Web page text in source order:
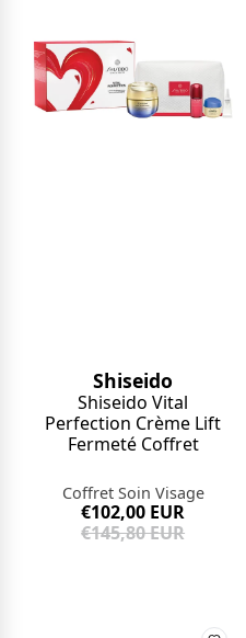
Shiseido
Shiseido Vital
Perfection Crème Lift
Fermeté Coffret
Coffret Soin Visage
€102,00 EUR
€145,80 EUR